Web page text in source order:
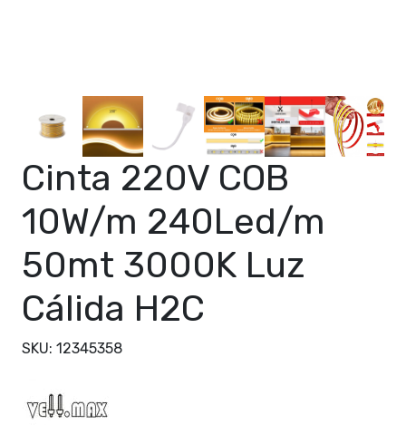
Cinta 220V COB
10W/m 240Led/m
50mt 3000K Luz
Cálida H2C
SKU: 12345358